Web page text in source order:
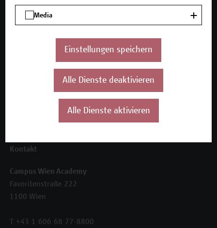
Unser Angebot
Seminare und Zertifikatsprogramme
Die Campus Wien Academy
Kontakt
Campus Wien Academy
Favoritenstraße 222
1100 Wien
T +43 1 606 68 77-8800
Media
Einstellungen speichern
Alle Dienste deaktivieren
Alle Dienste aktivieren